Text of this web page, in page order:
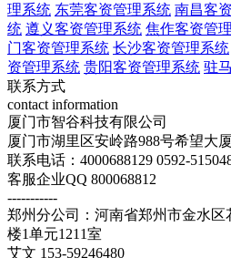
理系统 东莞客资管理系统 南昌客
统 遵义客资管理系统 焦作客资管
门客资管理系统 长沙客资管理系统
资管理系统 贵阳客资管理系统 驻
联系方式
contact information
厦门市智谷科技有限公司
厦门市湖里区安岭路988号希望大
联系电话：4000688129 0592-
客服企业QQ 800068812
-----------
郑州分公司：河南省郑州市金水区
楼1单元1211室
艾文 153-59246480